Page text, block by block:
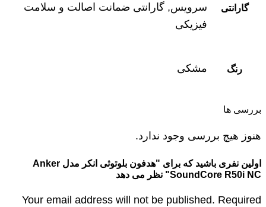
گارانتی
سرویس, گارانتی ضمانت اصالت و سلامت
فیزیکی
رنگ مشکی
بررسی ها
هنوز هیچ بررسی وجود ندارد.
اولین نفری باشید که برای "هدفون بلوتوثی انکر مدل Anker
SoundCore R50i NC" نظر می دهد
Your email address will not be published. Required